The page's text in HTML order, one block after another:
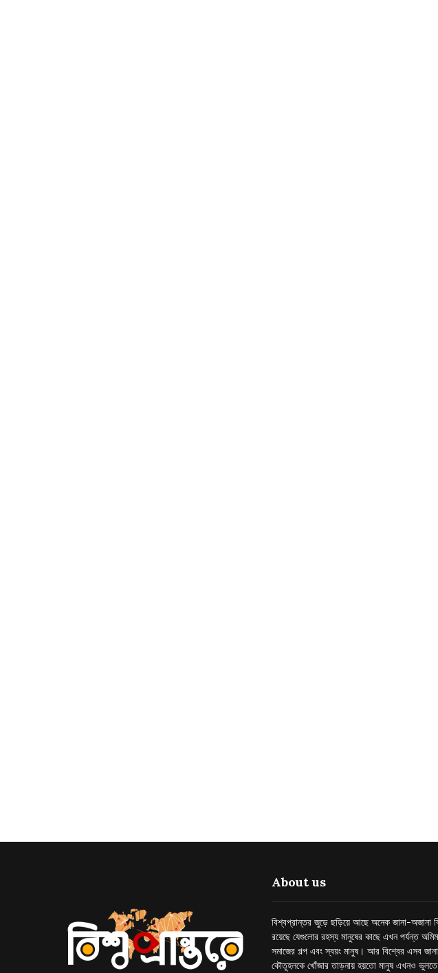
About us
বিশ্বপ্রান্তর জুড়ে ছড়িয়ে আছে অনেক জানা-অজানা
রয়েছে যেগুলোর রহস্য মানুষের কাছে এখন পর্যন্ত
সমাজের গল্প এবং স্বয়ং মানুষ। আর বিশ্বের এসব
কৌতূহলকে খোঁজার তাড়নায় হয়তো মানুষ এখনও